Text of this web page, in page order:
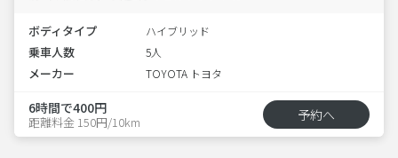
ボディタイプ ハイブリッド
乗車人数 5人
メーカー TOYOTA トヨタ
6時間で400円
距離料金 150円/10km 予約へ